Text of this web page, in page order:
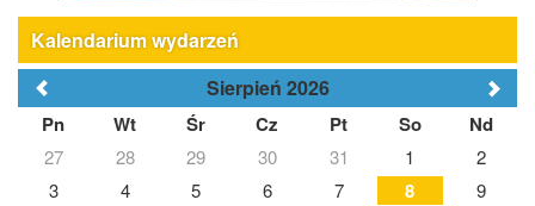
Kalendarium wydarzeń
Sierpień 2026
Pn Wt Śr Cz Pt So Nd
27 28 29 30 31 1
2
3
4 5 6 7 8
9